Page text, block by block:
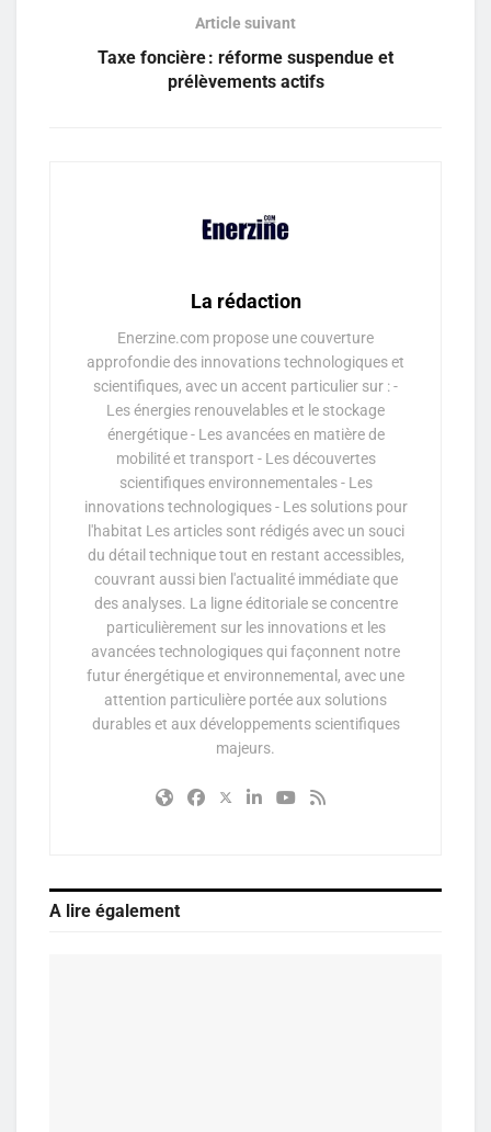
Article suivant
Taxe foncière : réforme suspendue et
prélèvements actifs
La rédaction
Enerzine.com propose une couverture
approfondie des innovations technologiques et
scientifiques, avec un accent particulier sur : -
Les énergies renouvelables et le stockage
énergétique - Les avancées en matière de
mobilité et transport - Les découvertes
scientifiques environnementales - Les
innovations technologiques - Les solutions pour
l'habitat Les articles sont rédigés avec un souci
du détail technique tout en restant accessibles,
couvrant aussi bien l'actualité immédiate que
des analyses. La ligne éditoriale se concentre
particulièrement sur les innovations et les
avancées technologiques qui façonnent notre
futur énergétique et environnemental, avec une
attention particulière portée aux solutions
durables et aux développements scientifiques
majeurs.
A lire également